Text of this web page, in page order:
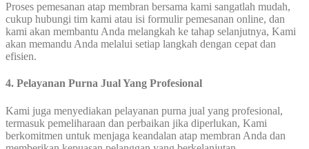
Proses pemesanan atap membran bersama kami sangatlah mudah,
cukup hubungi tim kami atau isi formulir pemesanan online, dan
kami akan membantu Anda melangkah ke tahap selanjutnya, Kami
akan memandu Anda melalui setiap langkah dengan cepat dan
efisien.
4. Pelayanan Purna Jual Yang Profesional
Kami juga menyediakan pelayanan purna jual yang profesional,
termasuk pemeliharaan dan perbaikan jika diperlukan, Kami
berkomitmen untuk menjaga keandalan atap membran Anda dan